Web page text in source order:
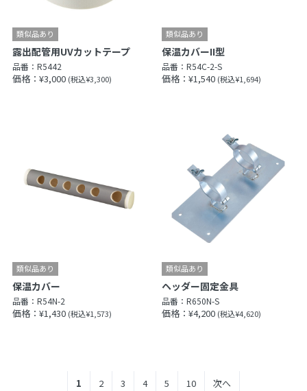
露出配管用UVカットテープ
品番： R5442
価格：¥3,000 (税込¥3,300)
保温カバーII型
品番：R54C-2-S
価格：¥1,540 (税込¥1,694)
保温カバー
品番： R54N-2
価格：¥1,430 (税込¥1,573)
ヘッダー固定金具
品番：R650N-S
価格：¥4,200 (税込¥4,620)
1 2 3 4 5 10 次へ